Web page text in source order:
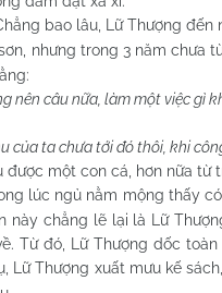
bao lâu, Lữ Thượng đến
nhưng trong 3 năm chưa
nên câu nữa, làm một việc gì
của ta chưa tới đó thôi, khi
một con cá, hơn nữa từ
lúc ngủ nằm mộng thấy
này chẳng lẽ lại là Lữ
Từ đó, Lữ Thượng dốc
Lữ Thượng xuất mưu kế